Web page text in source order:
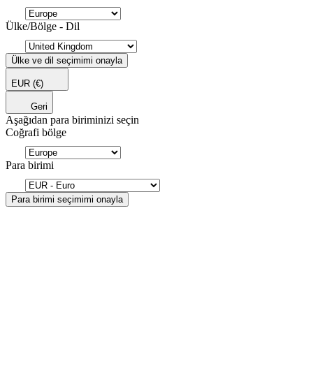
Ülke/Bölge - Dil
Ülke ve dil seçimimi onayla
EUR (€)
Geri
Aşağıdan para biriminizi seçin
Coğrafi bölge
Para birimi
Para birimi seçimimi onayla